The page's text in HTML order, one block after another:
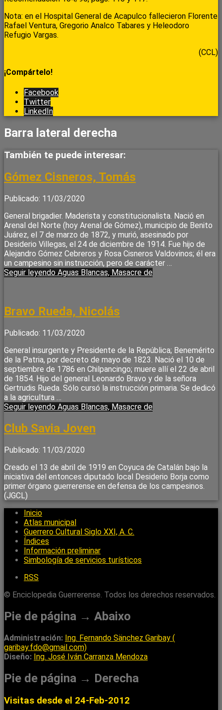
Nota: en el Hospital General de Acapulco fallecieron Florente
Rafael Ventura, Gregorio Analco Tabares y Heleodoro
Refugio Vargas.
(CCL)
¡Compártelo!
Facebook
Twitter
LinkedIn
Barra lateral derecha
También te puede interesar:
Gómez Cisneros, Tomás
Publicado: 11/03/2020
General brigadier. Maderista y constitucionalista. Nació en
Arenal del Norte (hoy Arenal de Gómez), municipio de Benito
Juárez, el 7 de marzo de 1872, y murió, asesinado por
Desiderio Villegas, el 24 de diciembre de 1914. Fue hijo de
Alejandro Gómez Cebreros y Rosa Cisneros Valdovinos; él era
un campesino sin instrucción, pero de carácter …
Seguir leyendo Aguas Blancas, Masacre de
Bravo Rueda, Nicolás
Publicado: 11/03/2020
General insurgente y Presidente de la República; Benemérito
de la Patria, por decreto de mayo de 1823. Nació el 10 de
septiembre de 1786 en Chilpancingo; muere allí el 22 de abril
de 1854. Hijo del general Leonardo Bravo y de la señora
Gertrudis Rueda. Sólo cursó la instrucción primaria. Se dedicó
a la agricultura …
Seguir leyendo Aguas Blancas, Masacre de
Club Savia Joven
Publicado: 11/03/2020
Creado el 13 de abril de 1919 en Coyuca de Catalán bajo la
iniciativa del entonces diputado local Desiderio Borja como
primer órgano guerrerense en defensa de los campesinos.
(JGCL)
Inicio
Atlas municipal
Guerrero Cultural Siglo XXI, A. C.
Índices
Información preliminar
Simbología de servicios turísticos
RSS
© Enciclopedia Guerrerense. Todos los derechos reservados.
Pie de página → Abaixo
Administración: Ing. Fernando Sänchez Garibay (
garibay.fdo@gmail.com)
Diseño: Ing. José Iván Carranza Mendoza
Pie de página → Derecha
Visitas desde el 24-Feb-2012